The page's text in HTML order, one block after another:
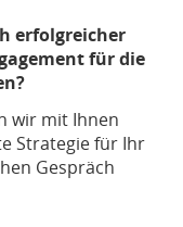
erfolgreicher
für die
wir mit Ihnen
Strategie für Ihr
Gespräch